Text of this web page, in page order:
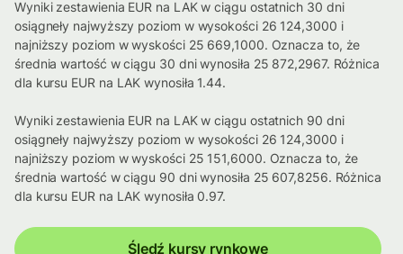
Wyniki zestawienia EUR na LAK w ciągu ostatnich 30 dni
osiągneły najwyższy poziom w wysokości 26 124,3000 i
najniższy poziom w wyskości 25 669,1000. Oznacza to, że
średnia wartość w ciągu 30 dni wynosiła 25 872,2967. Różnica
dla kursu EUR na LAK wynosiła 1.44.
Wyniki zestawienia EUR na LAK w ciągu ostatnich 90 dni
osiągneły najwyższy poziom w wysokości 26 124,3000 i
najniższy poziom w wyskości 25 151,6000. Oznacza to, że
średnia wartość w ciągu 90 dni wynosiła 25 607,8256. Różnica
dla kursu EUR na LAK wynosiła 0.97.
Śledź kursy rynkowe